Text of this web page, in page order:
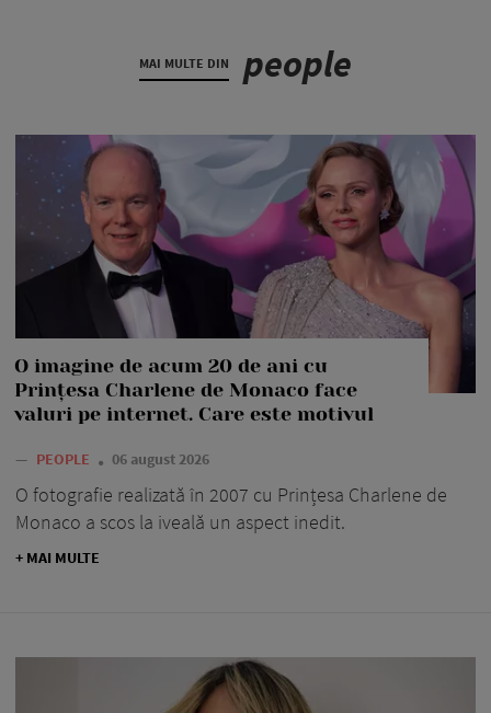
MAI MULTE DIN people
O imagine de acum 20 de ani cu
Prințesa Charlene de Monaco face
valuri pe internet. Care este motivul
— PEOPLE 06 august 2026
O fotografie realizată în 2007 cu Prințesa Charlene de
Monaco a scos la iveală un aspect inedit.
+ MAI MULTE